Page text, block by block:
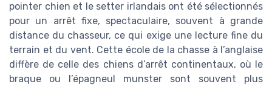
pointer chien et le setter irlandais ont été sélectionnés
pour un arrêt fixe, spectaculaire, souvent à grande
distance du chasseur, ce qui exige une lecture fine du
terrain et du vent. Cette école de la chasse à l’anglaise
diffère de celle des chiens d’arrêt continentaux, où le
braque ou l’épagneul munster sont souvent plus